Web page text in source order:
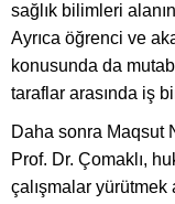
sağlık bilimleri
Ayrıca öğrenci ve
konusunda da
taraflar arasında iş
Daha sonra Maqsut
Prof. Dr. Çomaklı,
çalışmalar yürütmek